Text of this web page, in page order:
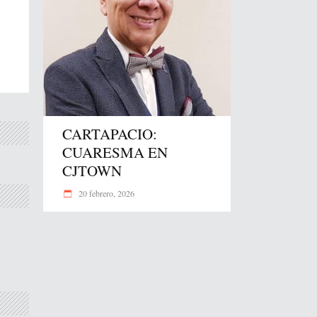
CARTAPACIO:
CUARESMA EN
CJTOWN
20 febrero, 2026